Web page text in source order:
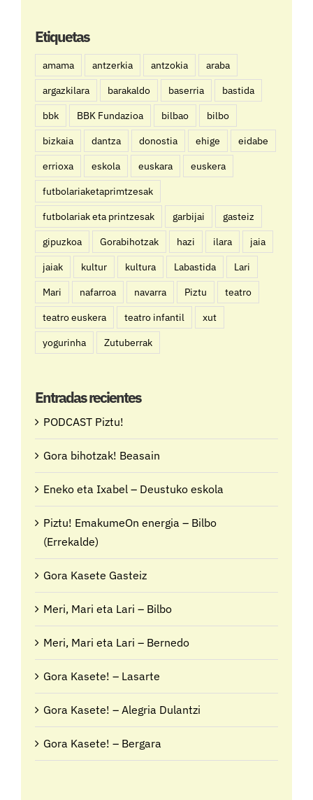
Etiquetas
amama antzerkia antzokia
araba
argazkilara
barakaldo baserria
bastida
bbk
BBK Fundazioa bilbao
bilbo
bizkaia
dantza donostia ehige
eidabe
errioxa
eskola euskara
euskera
futbolariaketaprimtzesak
futbolariak eta printzesak
garbijai
gasteiz
gipuzkoa
Gorabihotzak hazi ilara
jaia
jaiak
kultur kultura Labastida
Lari
Mari
nafarroa navarra Piztu
teatro
teatro euskera
teatro infantil
xut
yogurinha
Zutuberrak
Entradas recientes
PODCAST Piztu!
Gora bihotzak! Beasain
Eneko eta Ixabel – Deustuko eskola
Piztu! EmakumeOn energia – Bilbo
(Errekalde)
Gora Kasete Gasteiz
Meri, Mari eta Lari – Bilbo
Meri, Mari eta Lari – Bernedo
Gora Kasete! – Lasarte
Gora Kasete! – Alegria Dulantzi
Gora Kasete! – Bergara